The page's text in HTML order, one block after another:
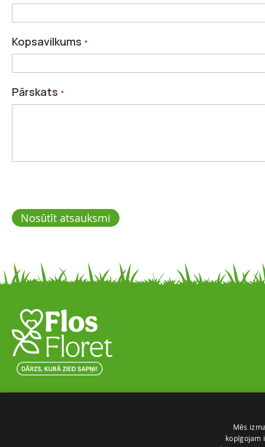
Kopsavilkums
Pārskats
Nosūtīt atsauksmi
Mēs
kopīgojam